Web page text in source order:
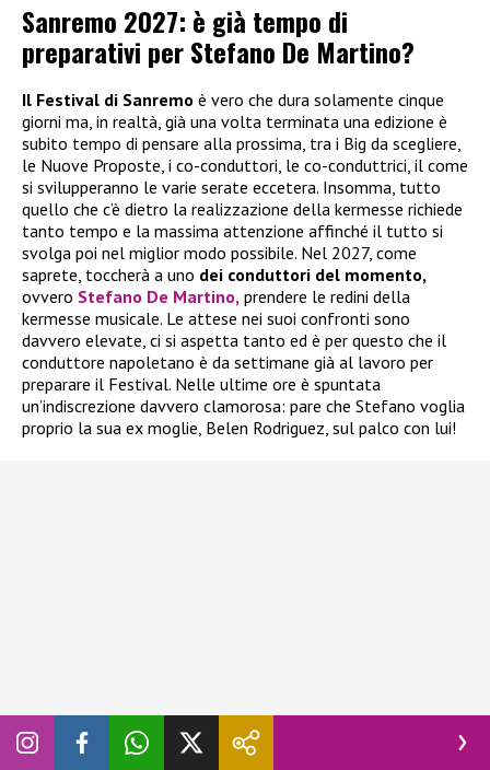
Sanremo 2027: è già tempo di
preparativi per Stefano De Martino?
Il Festival di Sanremo è vero che dura solamente cinque
giorni ma, in realtà, già una volta terminata una edizione è
subito tempo di pensare alla prossima, tra i Big da scegliere,
le Nuove Proposte, i co-conduttori, le co-conduttrici, il come
si svilupperanno le varie serate eccetera. Insomma, tutto
quello che c’è dietro la realizzazione della kermesse richiede
tanto tempo e la massima attenzione affinché il tutto si
svolga poi nel miglior modo possibile. Nel 2027, come
saprete, toccherà a uno dei conduttori del momento,
ovvero Stefano De Martino, prendere le redini della
kermesse musicale. Le attese nei suoi confronti sono
davvero elevate, ci si aspetta tanto ed è per questo che il
conduttore napoletano è da settimane già al lavoro per
preparare il Festival. Nelle ultime ore è spuntata
un’indiscrezione davvero clamorosa: pare che Stefano voglia
proprio la sua ex moglie, Belen Rodriguez, sul palco con lui!